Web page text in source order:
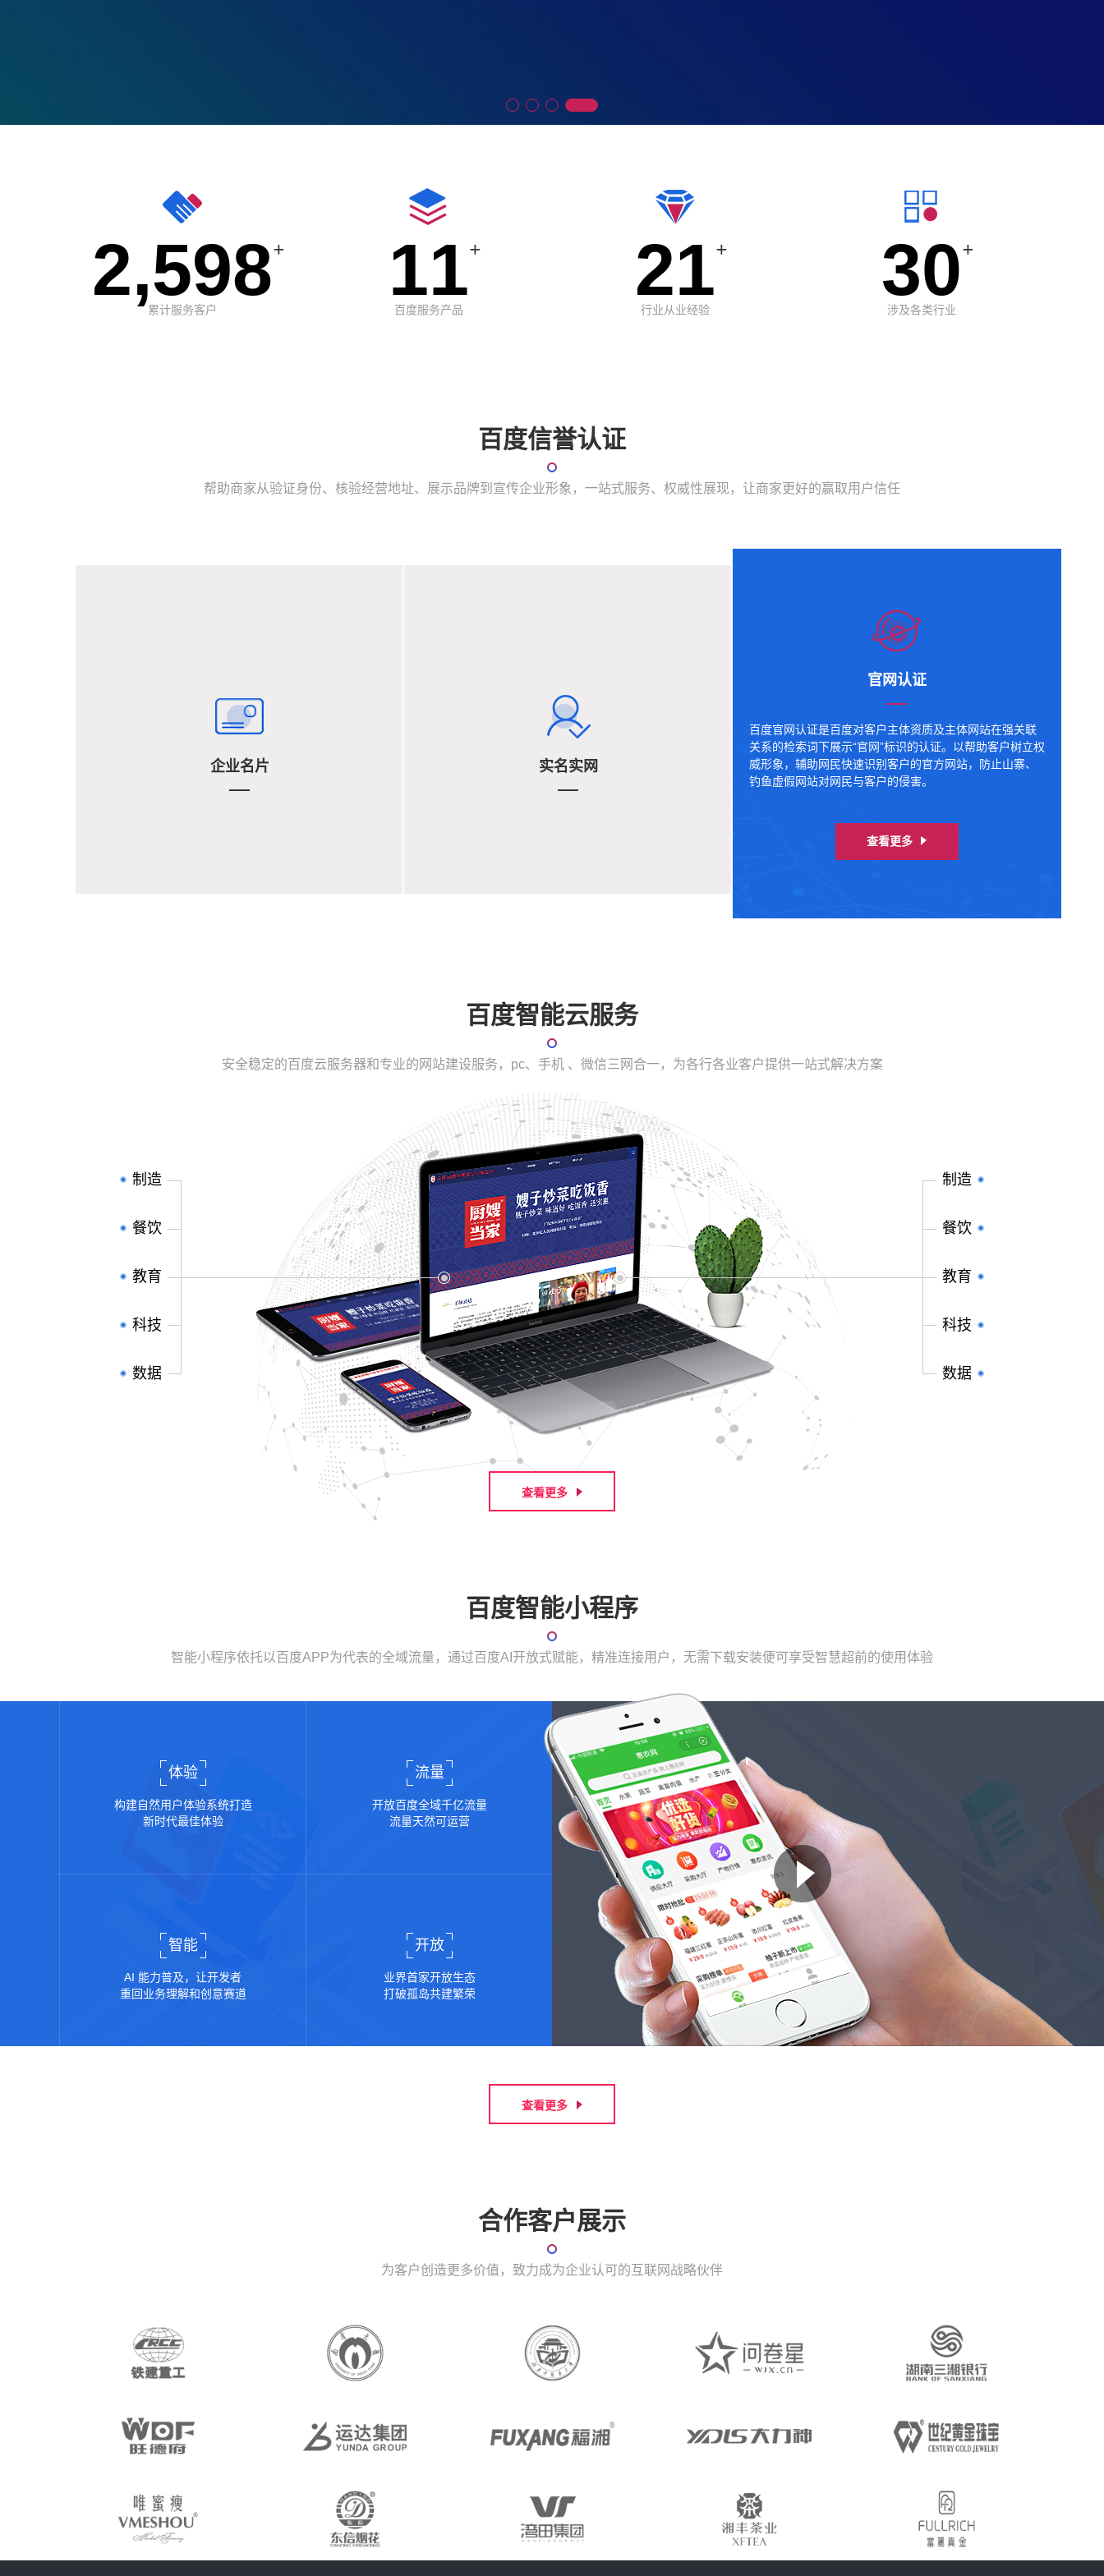
2,598+
累计服务客户 11+
百度服务产品 21+
行业从业经验 30+
涉及各类行业
百度信誉认证
帮助商家从验证身份、核验经营地址、展示品牌到宣传企业形象，一站式服务、权威性展现，让商家更好的赢取用户信任
企业名片 实名实网
官网认证
百度官网认证是百度对客户主体资质及主体网站在强关联
关系的检索词下展示“官网”标识的认证。以帮助客户树立权
威形象，辅助网民快速识别客户的官方网站，防止山寨、
钓鱼虚假网站对网民与客户的侵害。
查看更多
百度智能云服务
安全稳定的百度云服务器和专业的网站建设服务，pc、手机 、微信三网合一，为各行各业客户提供一站式解决方案
制造
餐饮
教育
科技
数据
制造
餐饮
教育
科技
数据
查看更多
百度智能小程序
智能小程序依托以百度APP为代表的全域流量，通过百度AI开放式赋能，精准连接用户，无需下载安装便可享受智慧超前的使用体验
体验
构建自然用户体验系统打造
新时代最佳体验
流量
开放百度全域千亿流量
流量天然可运营
智能
AI 能力普及，让开发者
重回业务理解和创意赛道
开放
业界首家开放生态
打破孤岛共建繁荣
查看更多
合作客户展示
为客户创造更多价值，致力成为企业认可的互联网战略伙伴